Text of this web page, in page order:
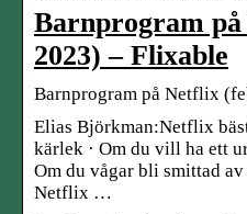
Barnprogram
2023) – Flixable
Barnprogram på Netflix
Elias Björkman:Netflix
kärlek · Om du vill ha ett
Om du vågar bli smittad
Netflix …